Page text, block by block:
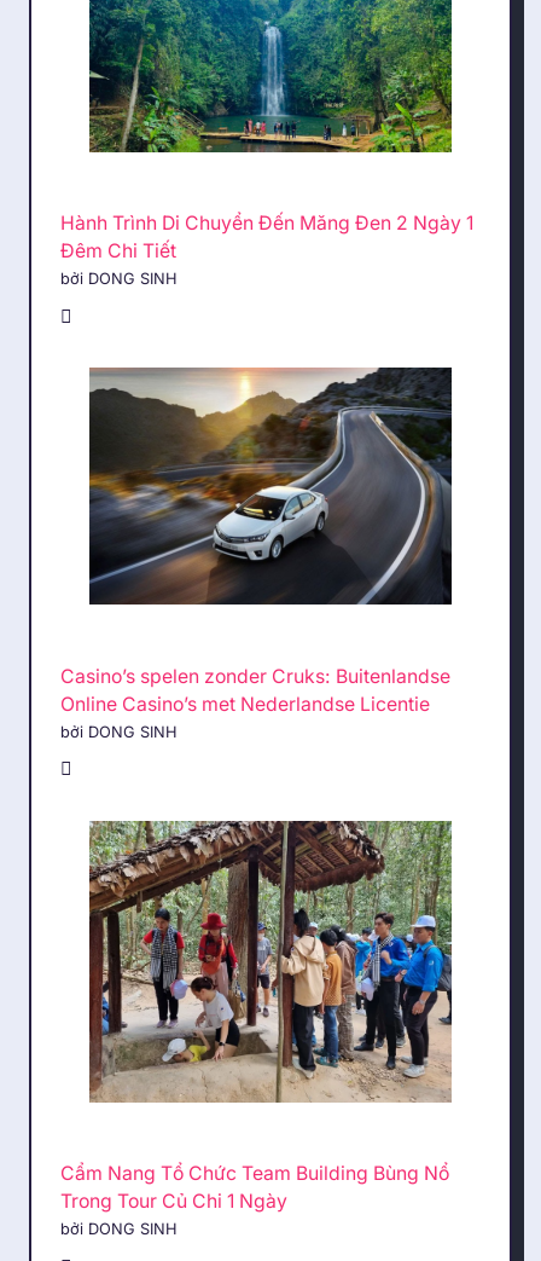
Hành Trình Di Chuyển Đến Măng Đen 2 Ngày 1
Đêm Chi Tiết
bởi DONG SINH
Casino’s spelen zonder Cruks: Buitenlandse
Online Casino’s met Nederlandse Licentie
bởi DONG SINH
Cẩm Nang Tổ Chức Team Building Bùng Nổ
Trong Tour Củ Chi 1 Ngày
bởi DONG SINH